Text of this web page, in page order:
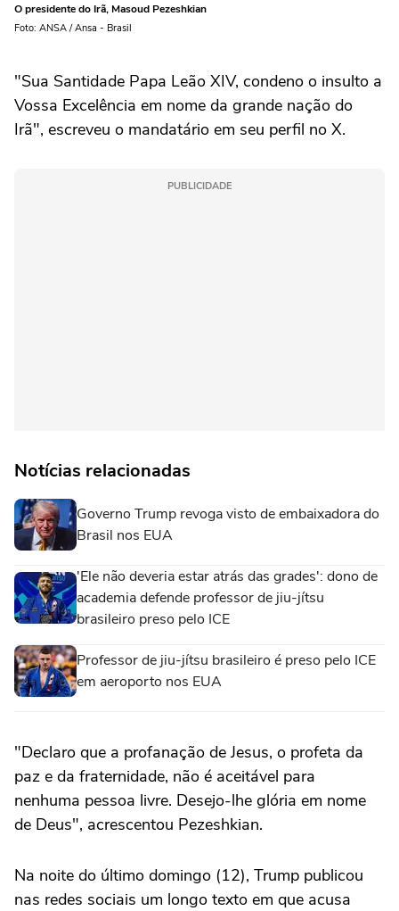
O presidente do Irã, Masoud Pezeshkian
Foto: ANSA / Ansa - Brasil
"Sua Santidade Papa Leão XIV, condeno o insulto a
Vossa Excelência em nome da grande nação do
Irã", escreveu o mandatário em seu perfil no X.
PUBLICIDADE
Notícias relacionadas
Governo Trump revoga visto de embaixadora do
Brasil nos EUA
'Ele não deveria estar atrás das grades': dono de
academia defende professor de jiu-jítsu
brasileiro preso pelo ICE
Professor de jiu-jítsu brasileiro é preso pelo ICE
em aeroporto nos EUA
"Declaro que a profanação de Jesus, o profeta da
paz e da fraternidade, não é aceitável para
nenhuma pessoa livre. Desejo-lhe glória em nome
de Deus", acrescentou Pezeshkian.
Na noite do último domingo (12), Trump publicou
nas redes sociais um longo texto em que acusa